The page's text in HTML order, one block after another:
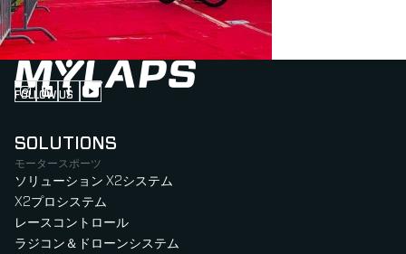
FOLLOW US
Follow us on Instagram (Opens in new tab)
Follow us on LinkedIn (Opens in new tab)
Follow us on Facebook (Opens in new tab)
Follow us on YouTube (Opens in new tab)
SOLUTIONS
モータースポーツ
ソリューション X2システム
X2プロシステム
レースコントロール
ラジコン＆ドローンシステム